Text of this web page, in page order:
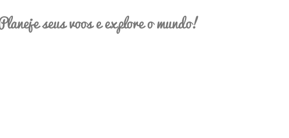
seus voos e explore o mundo!